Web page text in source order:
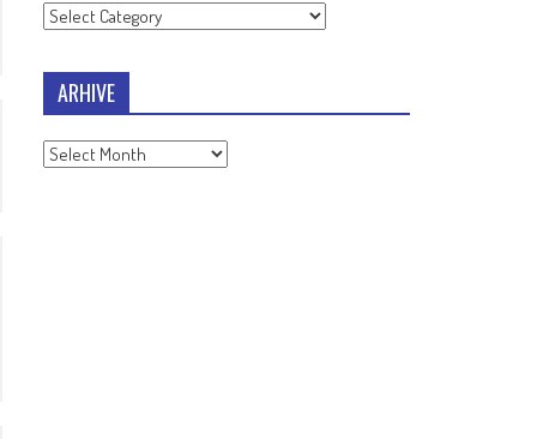
Categorii
ARHIVE
Arhive